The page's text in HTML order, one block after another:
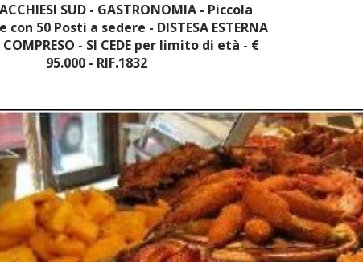
SUD - GASTRONOMIA - Piccola
50 Posti a sedere - DISTESA ESTERNA
COMPRESO - SI CEDE per limito di età - €
95.000 - RIF.1832